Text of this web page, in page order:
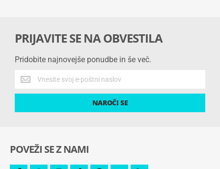
PRIJAVITE SE NA OBVESTILA
Pridobite najnovejše ponudbe in še več.
Pridobite
najnovejše
ponudbe
NAROČI SE
POVEŽI SE Z NAMI